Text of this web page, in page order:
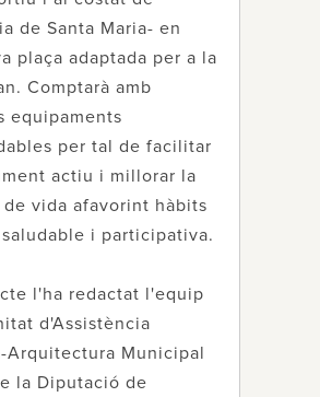
de Santa Maria- en
plaça adaptada per a la
Comptarà amb
equipaments
per tal de facilitar
actiu i millorar la
vida afavorint hàbits
i participativa.
l'ha redactat l'equip
d'Assistència
Arquitectura Municipal
la Diputació de